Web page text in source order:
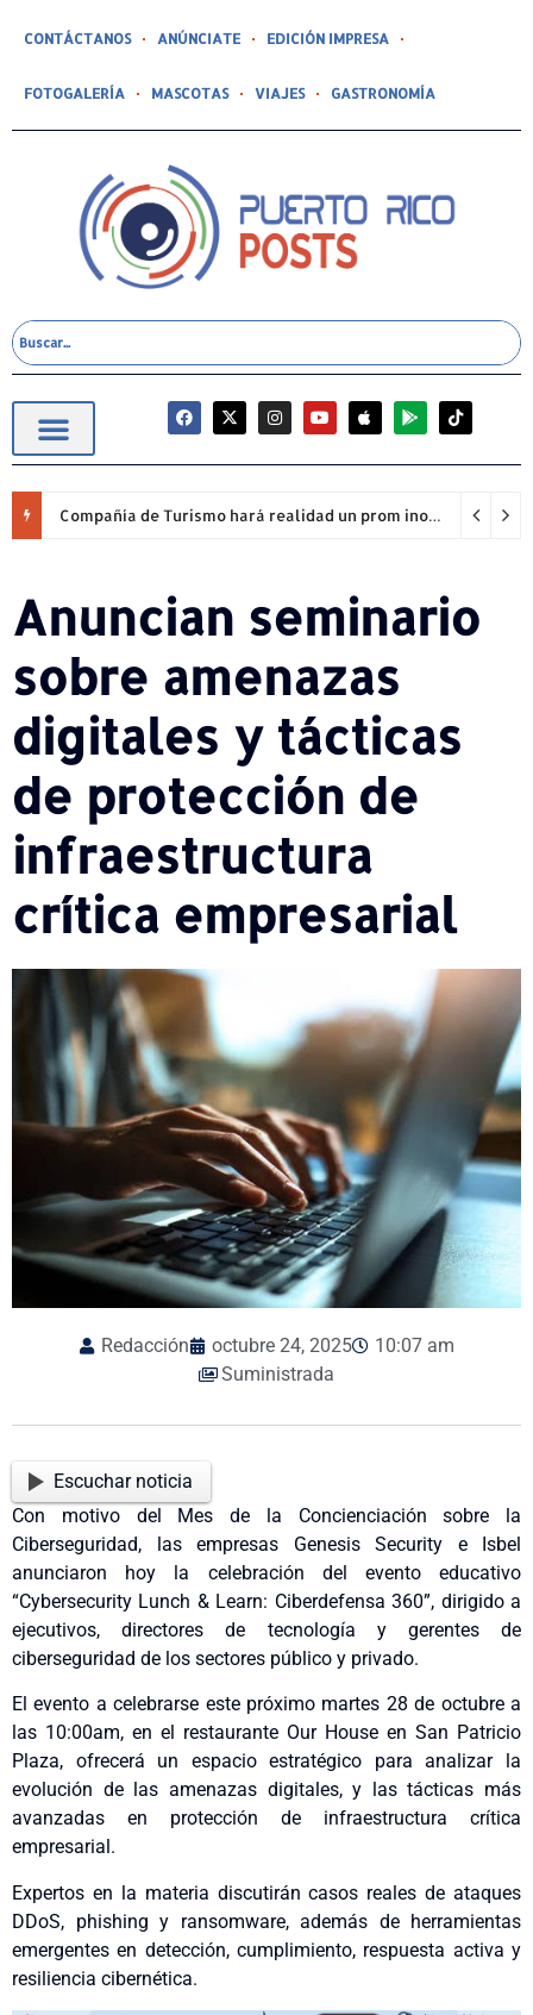
CONTÁCTANOS ANÚNCIATE EDICIÓN IMPRESA
FOTOGALERÍA MASCOTAS VIAJES GASTRONOMÍA
Compañía de Turismo hará realidad un prom inolvidable junto a Jowell para estudiantes de la Escuela Gabriela Mistral
Anuncian seminario
sobre amenazas
digitales y tácticas
de protección de
infraestructura
crítica empresarial
Redacción octubre 24, 2025
10:07 am
Suministrada
Escuchar noticia
Con motivo del Mes de la Concienciación sobre la
Ciberseguridad, las empresas Genesis Security e Isbel
anunciaron hoy la celebración del evento educativo
“Cybersecurity Lunch & Learn: Ciberdefensa 360”, dirigido a
ejecutivos, directores de tecnología y gerentes de
ciberseguridad de los sectores público y privado.
El evento a celebrarse este próximo martes 28 de octubre a
las 10:00am, en el restaurante Our House en San Patricio
Plaza, ofrecerá un espacio estratégico para analizar la
evolución de las amenazas digitales, y las tácticas más
avanzadas en protección de infraestructura crítica
empresarial.
Expertos en la materia discutirán casos reales de ataques
DDoS, phishing y ransomware, además de herramientas
emergentes en detección, cumplimiento, respuesta activa y
resiliencia cibernética.